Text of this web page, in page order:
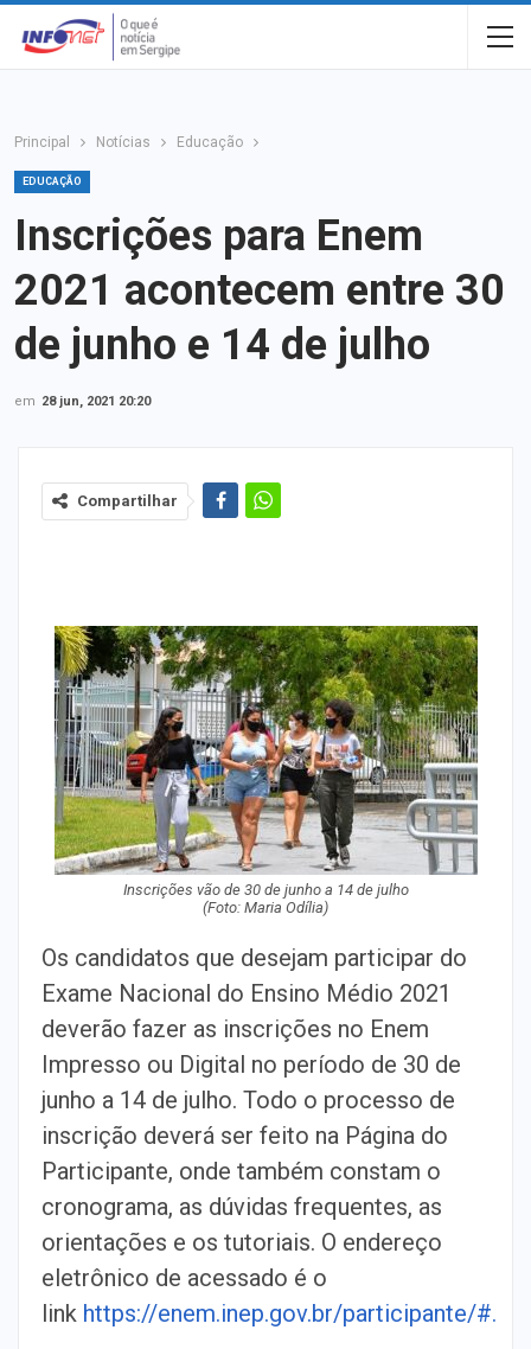
Principal Notícias Educação
EDUCAÇÃO
Inscrições para Enem
2021 acontecem entre 30
de junho e 14 de julho
em 28 jun, 2021 20:20
Compartilhar
Inscrições vão de 30 de junho a 14 de julho
(Foto: Maria Odília)
Os candidatos que desejam participar do
Exame Nacional do Ensino Médio 2021
deverão fazer as inscrições no Enem
Impresso ou Digital no período de 30 de
junho a 14 de julho. Todo o processo de
inscrição deverá ser feito na Página do
Participante, onde também constam o
cronograma, as dúvidas frequentes, as
orientações e os tutoriais. O endereço
eletrônico de acessado é o
link https://enem.inep.gov.br/participante/#.